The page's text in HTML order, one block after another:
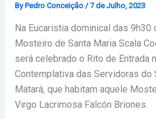
By Pedro Conceição /7 de Julho, 2023
Na Eucaristia dominical das 9h30
Mosteiro de Santa Maria Scala
será celebrado o Rito de Entrada
Contemplativa das Servidoras do
Matará, que habitam aquele
Virgo Lacrimosa Falcón Briones.